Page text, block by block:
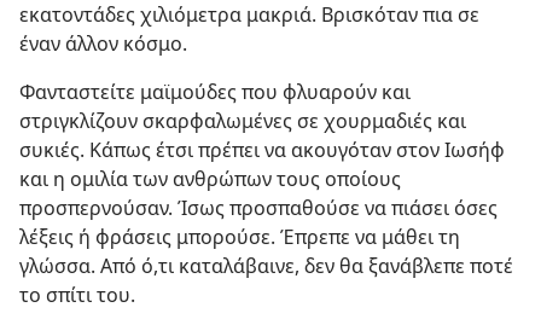
εκατοντάδες χιλιόμετρα μακριά. Βρισκόταν πια σε
έναν άλλον κόσμο.
Φανταστείτε μαϊμούδες που φλυαρούν και
στριγκλίζουν σκαρφαλωμένες σε χουρμαδιές και
συκιές. Κάπως έτσι πρέπει να ακουγόταν στον Ιωσήφ
και η ομιλία των ανθρώπων τους οποίους
προσπερνούσαν. Ίσως προσπαθούσε να πιάσει όσες
λέξεις ή φράσεις μπορούσε. Έπρεπε να μάθει τη
γλώσσα. Από ό,τι καταλάβαινε, δεν θα ξανάβλεπε ποτέ
το σπίτι του.